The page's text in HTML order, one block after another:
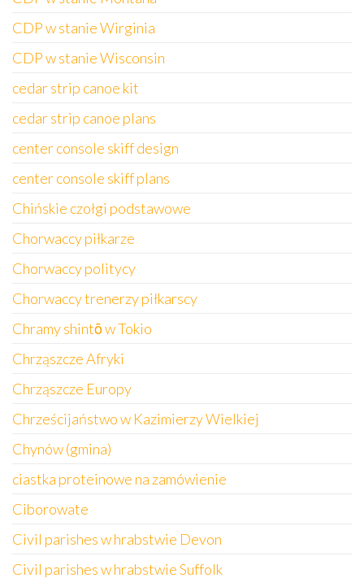
CDP w stanie Wirginia
CDP w stanie Wisconsin
cedar strip canoe kit
cedar strip canoe plans
center console skiff design
center console skiff plans
Chińskie czołgi podstawowe
Chorwaccy piłkarze
Chorwaccy politycy
Chorwaccy trenerzy piłkarscy
Chramy shintō w Tokio
Chrząszcze Afryki
Chrząszcze Europy
Chrześcijaństwo w Kazimierzy Wielkiej
Chynów (gmina)
ciastka proteinowe na zamówienie
Ciborowate
Civil parishes w hrabstwie Devon
Civil parishes w hrabstwie Suffolk